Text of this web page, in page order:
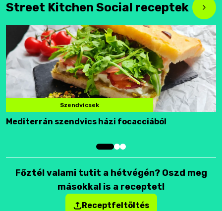
Street Kitchen Social receptek
Szendvicsek
Mediterrán szendvics házi focacciából
Főztél valami tutit a hétvégén? Oszd meg
másokkal is a receptet!
Receptfeltöltés